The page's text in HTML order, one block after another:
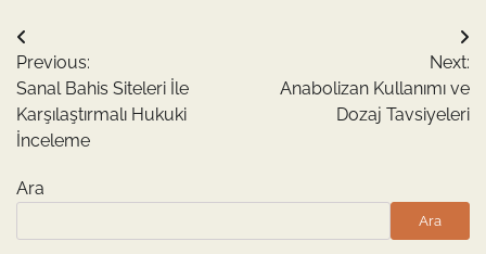
Yazı
gezinmesi
Previous:
Sanal Bahis Siteleri İle
Karşılaştırmalı Hukuki
İnceleme
Next:
Anabolizan Kullanımı ve
Dozaj Tavsiyeleri
Ara
Ara